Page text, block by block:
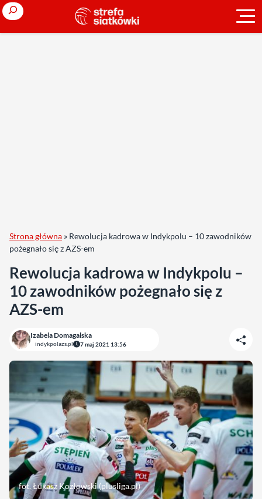
Search
Strona główna » Rewolucja kadrowa w Indykpolu – 10 zawodników
pożegnało się z AZS-em
Rewolucja kadrowa w Indykpolu –
10 zawodników pożegnało się z
AZS-em
Izabela Domagalska
indykpolazs.pl 7 maj 2021 13:56
fot. Łukasz Kozłowski (plusliga.pl)